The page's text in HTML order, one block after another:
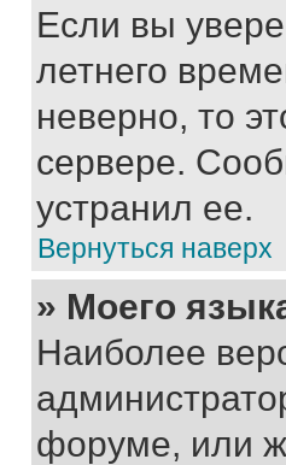
Если вы
летнего
неверно, то
сервере.
устранил ее.
Вернуться наверх
» Моего
Наиболее
форуме, или